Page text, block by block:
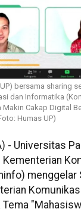
bersama sharing
dan Informatika
Cakap Digital
Humas UP)
- Universitas
menggelar